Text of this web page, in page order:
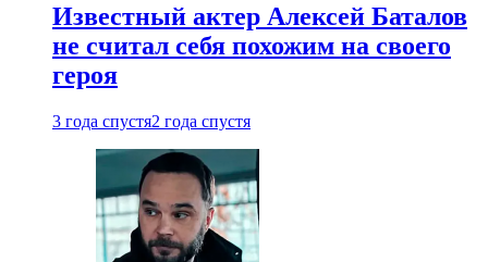
Известный актер Алексей Баталов
не считал себя похожим на своего
героя
3 года спустя2 года спустя